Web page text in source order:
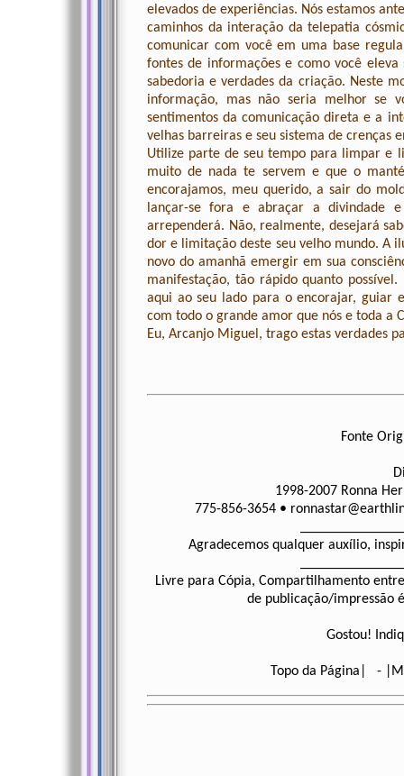
elevados de experiências. Nós estamos
caminhos da interação da telepatia
comunicar com você em uma base
fontes de informações e como você
sabedoria e verdades da criação. Neste
informação, mas não seria melhor se
sentimentos da comunicação direta e a
velhas barreiras e seu sistema de crenças
Utilize parte de seu tempo para limpar e
muito de nada te servem e que o
encorajamos, meu querido, a sair do
lançar-se fora e abraçar a divindade
arrependerá. Não, realmente, desejará
dor e limitação deste seu velho mundo. A
novo do amanhã emergir em sua
manifestação, tão rápido quanto
aqui ao seu lado para o encorajar, guiar
com todo o grande amor que nós e toda a
Eu, Arcanjo Miguel, trago estas verdades
Fonte
1998-2007 Ronna
775-856-3654 •
Agradecemos qualquer auxílio,
Livre para Cópia, Compartilhamento
de publicação/impressão
Gostou!
Topo da Página| -